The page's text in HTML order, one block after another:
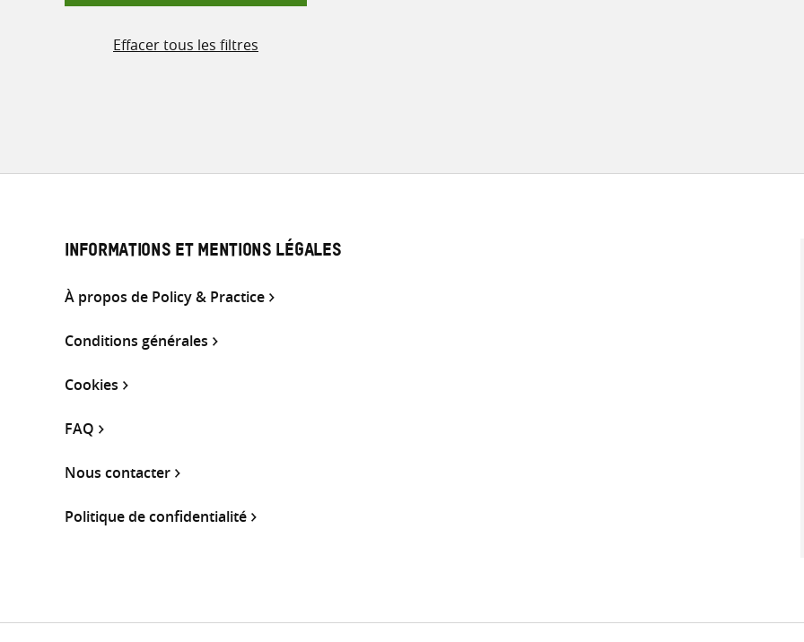
Effacer tous les filtres
INFORMATIONS ET MENTIONS LÉGALES
À propos de Policy & Practice
Conditions générales
Cookies
FAQ
Nous contacter
Politique de confidentialité